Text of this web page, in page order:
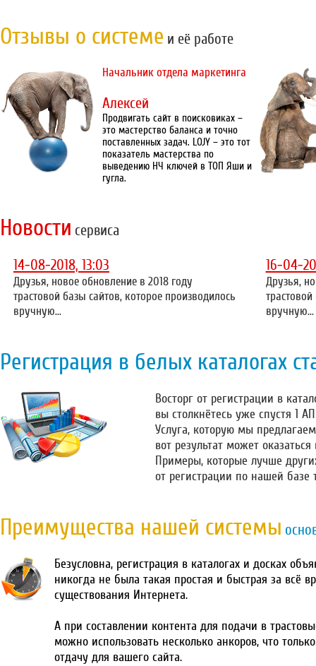
Отзывы о системе и её работе
Начальник отдела маркетинга
Алексей
Продвигать сайт в поисковиках –
это мастерство баланса и точно
поставленных задач. LOJY – это тот
показатель мастерства по
выведению НЧ ключей в ТОП Яши и
гугла.
Новости сервиса
14-08-2018, 13:03
Друзья, новое обновление в 2018 году
трастовой базы сайтов, которое производилось
вручную...
16-04-
Друзья,
вручную...
Регистрация в белых каталогах
Восторг от регистрации в
вы столкнётесь уже спустя 1
Услуга, которую мы
вот результат может
Примеры, которые лучше
от регистрации по нашей базе
Преимущества нашей системы
Безусловна, регистрация в каталогах и досках
никогда не была такая простая и быстрая за всё
существования Интернета.
А при составлении контента для подачи в
можно использовать несколько анкоров, что
отдачу для вашего сайта.